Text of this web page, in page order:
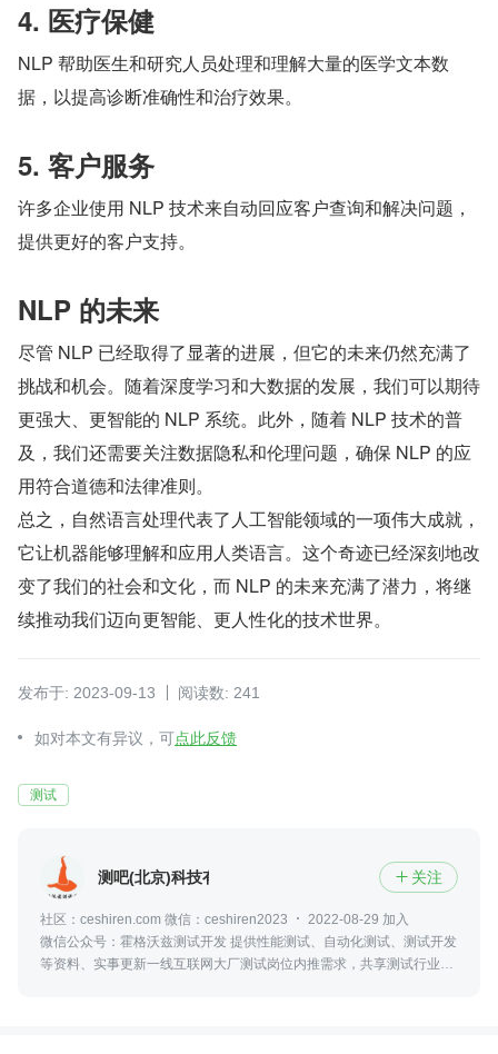
4. 医疗保健
NLP 帮助医生和研究人员处理和理解大量的医学文本数
据，以提高诊断准确性和治疗效果。
5. 客户服务
许多企业使用 NLP 技术来自动回应客户查询和解决问题，
提供更好的客户支持。
NLP 的未来
尽管 NLP 已经取得了显著的进展，但它的未来仍然充满了
挑战和机会。随着深度学习和大数据的发展，我们可以期待
更强大、更智能的 NLP 系统。此外，随着 NLP 技术的普
及，我们还需要关注数据隐私和伦理问题，确保 NLP 的应
用符合道德和法律准则。
总之，自然语言处理代表了人工智能领域的一项伟大成就，
它让机器能够理解和应用人类语言。这个奇迹已经深刻地改
变了我们的社会和文化，而 NLP 的未来充满了潜力，将继
续推动我们迈向更智能、更人性化的技术世界。
发布于: 2023-09-13 阅读数: 241
如对本文有异议，可点此反馈
测试
测吧(北京)科技有限公司  关注
社区：ceshiren.com 微信：ceshiren2023
2022-08-29 加入
微信公众号：霍格沃兹测试开发 提供性能测试、自动化测试、测试开发
等资料、实事更新一线互联网大厂测试岗位内推需求，共享测试行业动